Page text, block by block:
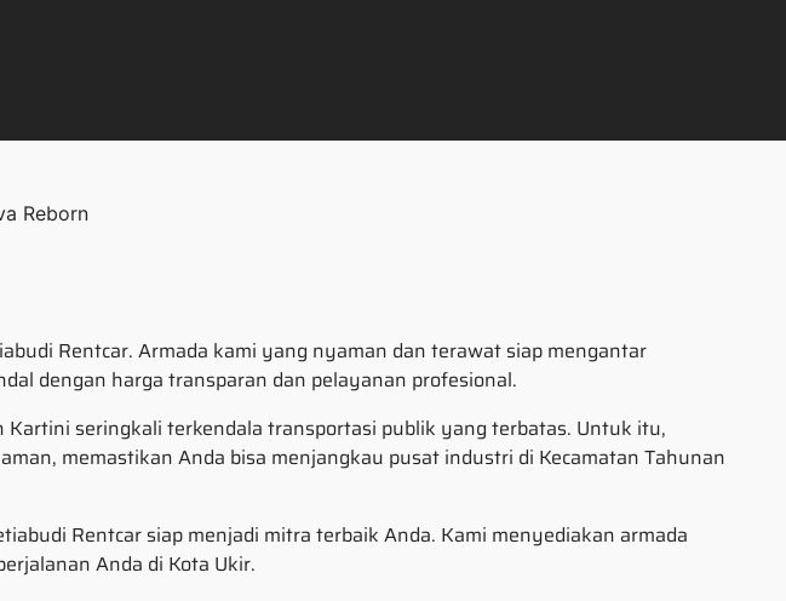
Rentcar. Armada kami yang nyaman dan terawat siap mengantar
dengan harga transparan dan pelayanan profesional.
seringkali terkendala transportasi publik yang terbatas. Untuk itu,
memastikan Anda bisa menjangkau pusat industri di Kecamatan Tahunan
Rentcar siap menjadi mitra terbaik Anda. Kami menyediakan armada
Anda di Kota Ukir.